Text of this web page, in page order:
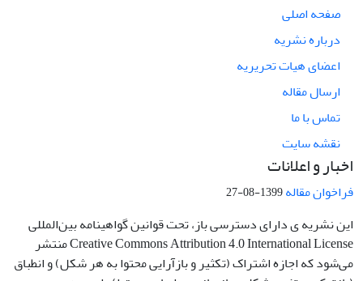
صفحه اصلی
درباره نشریه
اعضای هیات تحریریه
ارسال مقاله
تماس با ما
نقشه سایت
اخبار و اعلانات
فراخوان مقاله1399-08-27
این نشریه ی دارای دسترسی باز، تحت قوانین گواهینامه بین‌المللی
Creative Commons Attribution 4.0 International License منتشر
می‌شود که اجازه اشتراک (تکثیر و بازآرایی محتوا به هر شکل) و انطباق